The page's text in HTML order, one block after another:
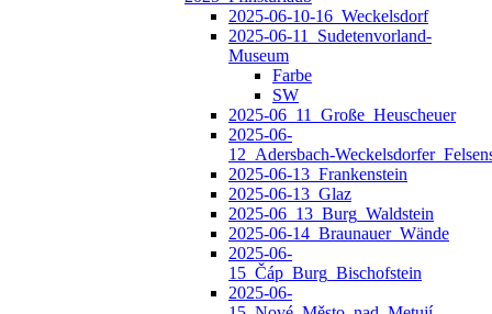
2025-06-10-16_Weckelsdorf
2025-06-11_Sudetenvorland-
Museum
Farbe
SW
2025-06_11_Große_Heuscheuer
2025-06-
2025-06-13_Frankenstein
2025-06-13_Glaz
2025-06_13_Burg_Waldstein
2025-06-14_Braunauer_Wände
2025-06-
15_Čáp_Burg_Bischofstein
2025-06-